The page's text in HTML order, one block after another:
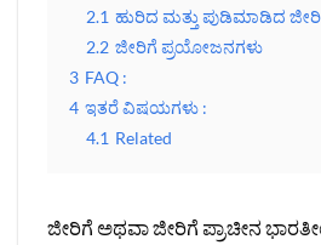
2.1 ಹುರಿದ ಮತ್ತು ಪುಡಿಮಾಡಿದ
2.2 ಜೀರಿಗೆ ಪ್ರಯೋಜನಗಳು
3 FAQ :
4 ಇತರೆ ವಿಷಯಗಳು :
4.1 Related
ಜೀರಿಗೆ ಅಥವಾ ಜೀರಿಗೆ ಪ್ರಾಚೀನ